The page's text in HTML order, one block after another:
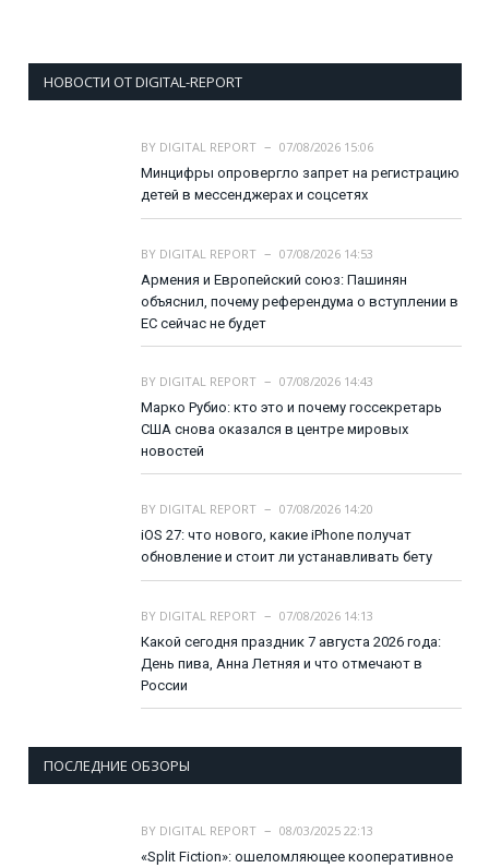
НОВОСТИ ОТ DIGITAL-REPORT
BY DIGITAL REPORT
07/08/2026 15:06
Минцифры опровергло запрет на регистрацию
детей в мессенджерах и соцсетях
BY DIGITAL REPORT
07/08/2026 14:53
Армения и Европейский союз: Пашинян
объяснил, почему референдума о вступлении в
ЕС сейчас не будет
BY DIGITAL REPORT
07/08/2026 14:43
Марко Рубио: кто это и почему госсекретарь
США снова оказался в центре мировых
новостей
BY DIGITAL REPORT
07/08/2026 14:20
iOS 27: что нового, какие iPhone получат
обновление и стоит ли устанавливать бету
BY DIGITAL REPORT
07/08/2026 14:13
Какой сегодня праздник 7 августа 2026 года:
День пива, Анна Летняя и что отмечают в
России
ПОСЛЕДНИЕ ОБЗОРЫ
BY DIGITAL REPORT
08/03/2025 22:13
«Split Fiction»: ошеломляющее кооперативное